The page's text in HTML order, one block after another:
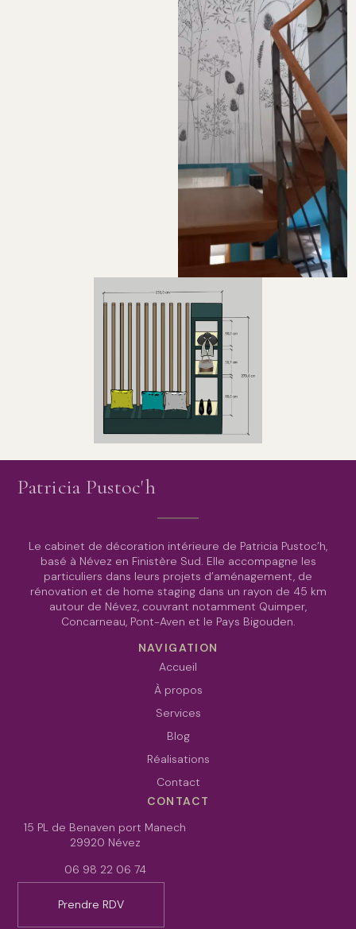
Quimper
Meuble d’entrée sur mesure
230 cm avec rangements
intégrés
Patricia Pustoc'h
Le cabinet de décoration intérieure de Patricia Pustoc’h,
basé à Névez en Finistère Sud. Elle accompagne les
particuliers dans leurs projets d’aménagement, de
rénovation et de home staging dans un rayon de 45 km
autour de Névez, couvrant notamment Quimper,
Concarneau, Pont-Aven et le Pays Bigouden.
NAVIGATION
Accueil
À propos
Services
Blog
Réalisations
Contact
CONTACT
15 PL de Benaven port Manech
29920 Névez
06 98 22 06 74
Prendre RDV